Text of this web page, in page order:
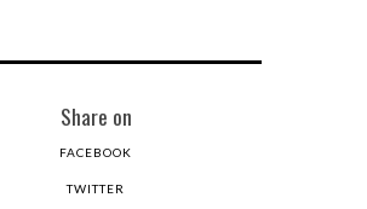
Share on
FACEBOOK
TWITTER